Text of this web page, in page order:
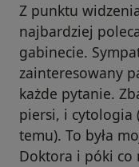
Z punktu
najbardziej
gabinecie.
zainteresowany
każde pytanie.
piersi, i cytologia
temu). To była
Doktora i póki co